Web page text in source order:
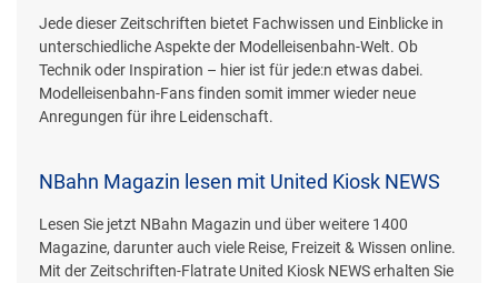
Jede dieser Zeitschriften bietet Fachwissen und Einblicke in
unterschiedliche Aspekte der Modelleisenbahn-Welt. Ob
Technik oder Inspiration – hier ist für jede:n etwas dabei.
Modelleisenbahn-Fans finden somit immer wieder neue
Anregungen für ihre Leidenschaft.
NBahn Magazin lesen mit United Kiosk NEWS
Lesen Sie jetzt NBahn Magazin und über weitere 1400
Magazine, darunter auch viele Reise, Freizeit & Wissen online.
Mit der Zeitschriften-Flatrate United Kiosk NEWS erhalten Sie